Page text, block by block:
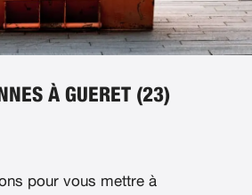
À GUERET (23)
pour vous mettre à